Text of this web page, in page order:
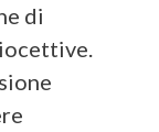
di